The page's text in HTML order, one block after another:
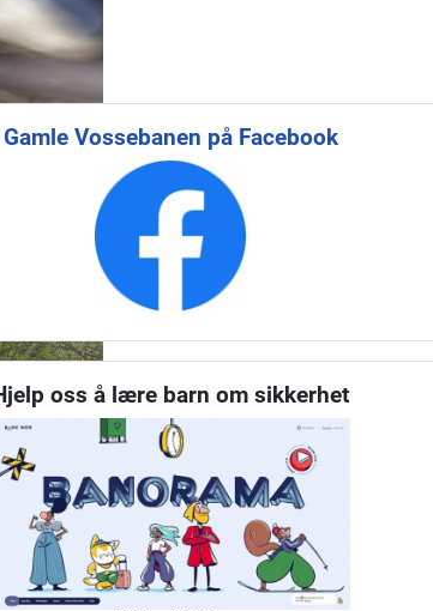
Gamle Vossebanen på Facebook
oss å lære barn om sikkerhet